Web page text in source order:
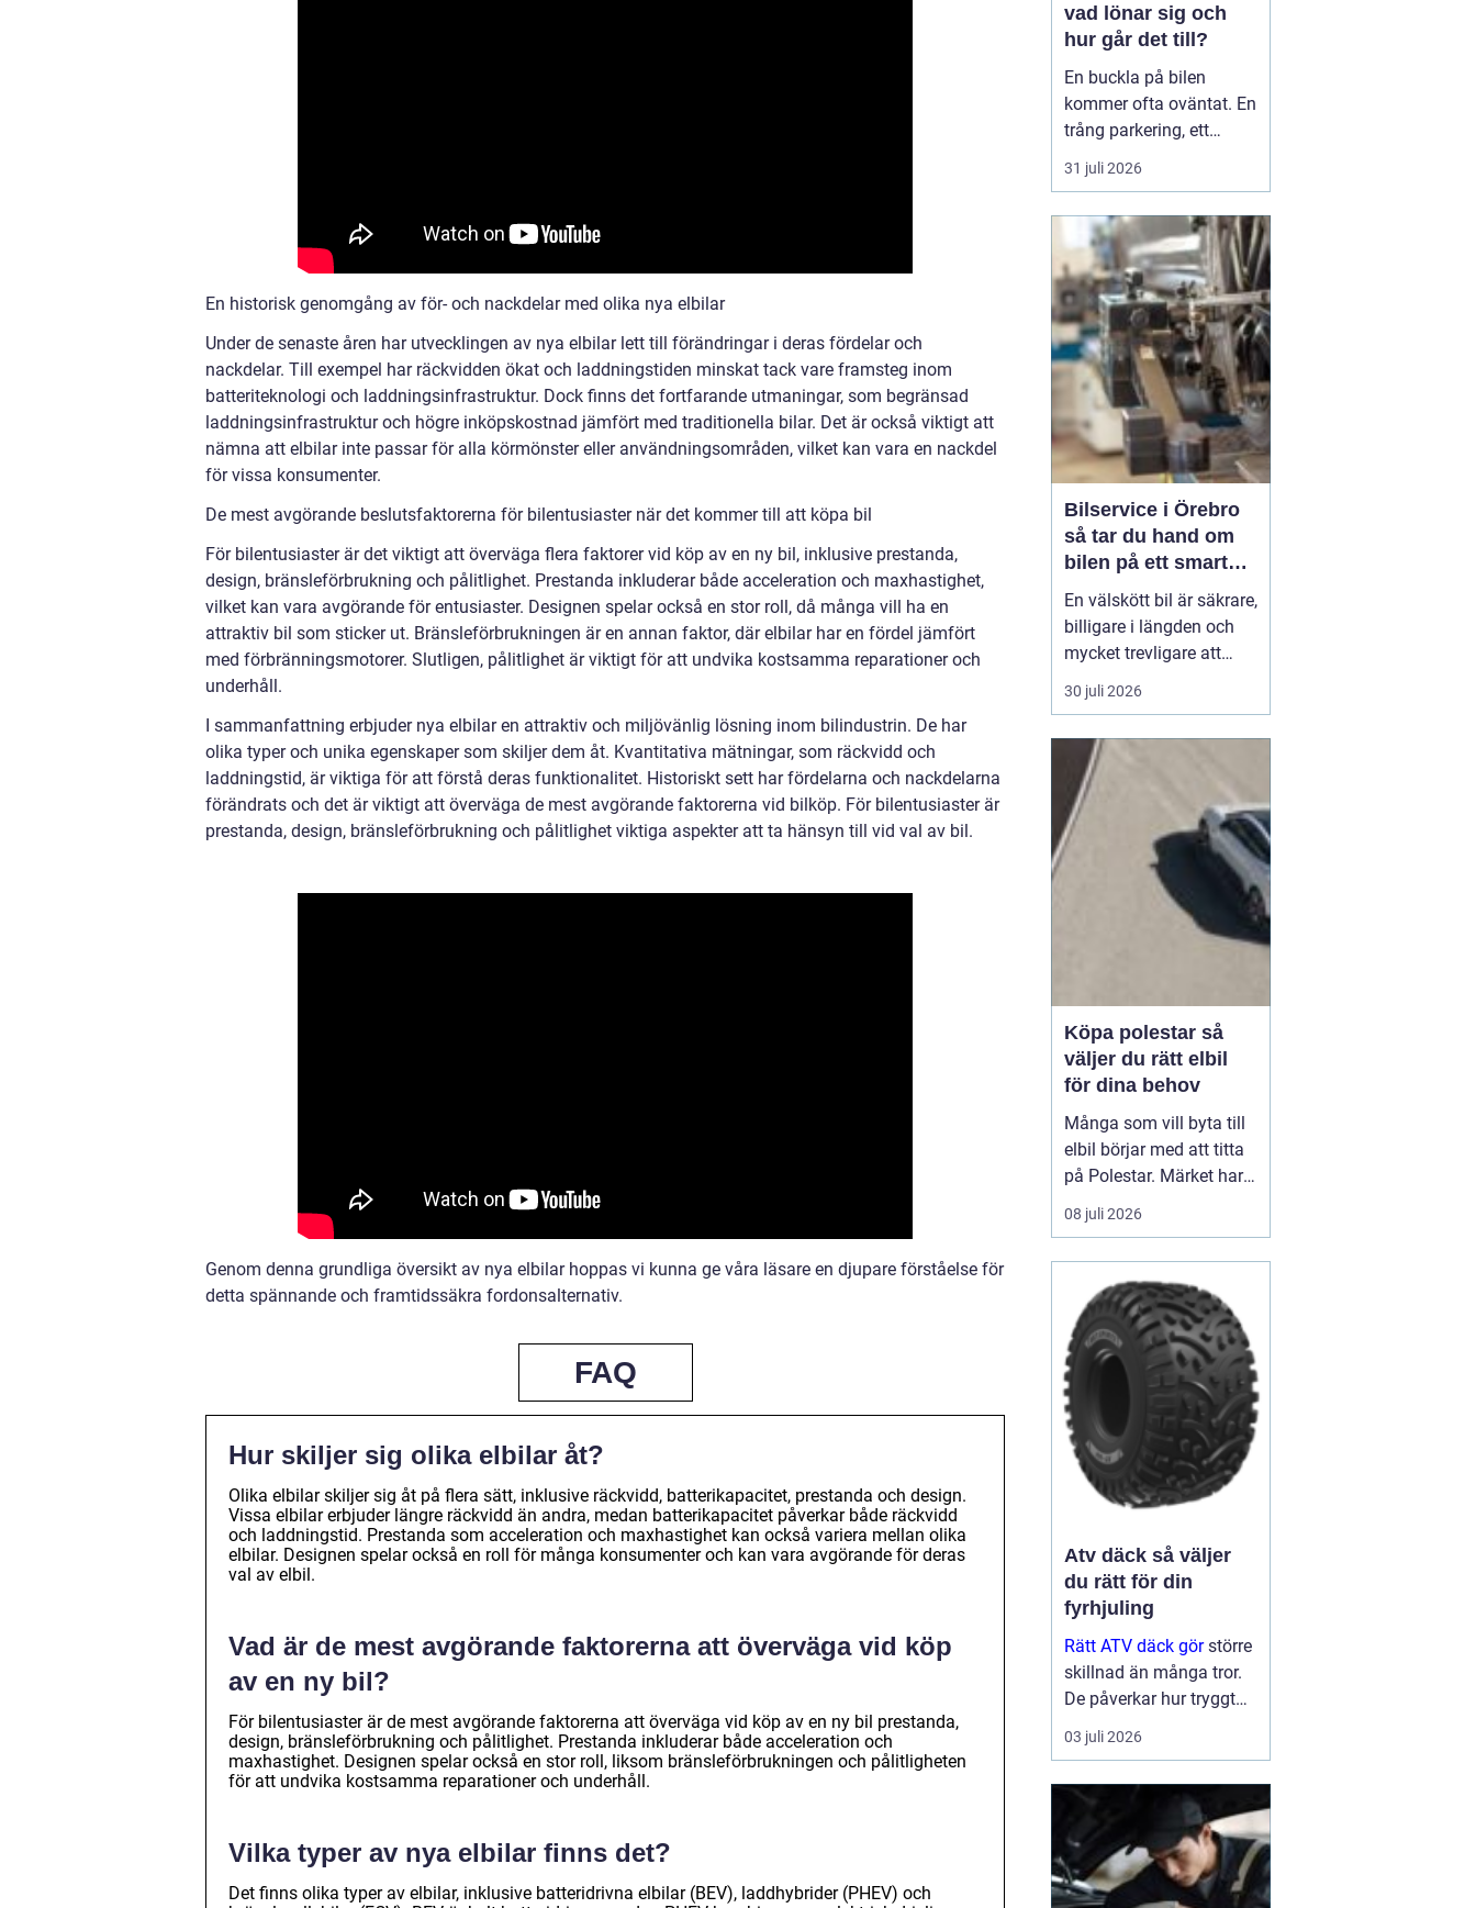
En historisk genomgång av för- och nackdelar med olika nya elbilar
Under de senaste åren har utvecklingen av nya elbilar lett till förändringar i deras fördelar och
nackdelar. Till exempel har räckvidden ökat och laddningstiden minskat tack vare framsteg inom
batteriteknologi och laddningsinfrastruktur. Dock finns det fortfarande utmaningar, som begränsad
laddningsinfrastruktur och högre inköpskostnad jämfört med traditionella bilar. Det är också viktigt att
nämna att elbilar inte passar för alla körmönster eller användningsområden, vilket kan vara en nackdel
för vissa konsumenter.
De mest avgörande beslutsfaktorerna för bilentusiaster när det kommer till att köpa bil
För bilentusiaster är det viktigt att överväga flera faktorer vid köp av en ny bil, inklusive prestanda,
design, bränsleförbrukning och pålitlighet. Prestanda inkluderar både acceleration och maxhastighet,
vilket kan vara avgörande för entusiaster. Designen spelar också en stor roll, då många vill ha en
attraktiv bil som sticker ut. Bränsleförbrukningen är en annan faktor, där elbilar har en fördel jämfört
med förbränningsmotorer. Slutligen, pålitlighet är viktigt för att undvika kostsamma reparationer och
underhåll.
I sammanfattning erbjuder nya elbilar en attraktiv och miljövänlig lösning inom bilindustrin. De har
olika typer och unika egenskaper som skiljer dem åt. Kvantitativa mätningar, som räckvidd och
laddningstid, är viktiga för att förstå deras funktionalitet. Historiskt sett har fördelarna och nackdelarna
förändrats och det är viktigt att överväga de mest avgörande faktorerna vid bilköp. För bilentusiaster är
prestanda, design, bränsleförbrukning och pålitlighet viktiga aspekter att ta hänsyn till vid val av bil.
Genom denna grundliga översikt av nya elbilar hoppas vi kunna ge våra läsare en djupare förståelse för
detta spännande och framtidssäkra fordonsalternativ.
FAQ
Hur skiljer sig olika elbilar åt?
Olika elbilar skiljer sig åt på flera sätt, inklusive räckvidd, batterikapacitet, prestanda och design.
Vissa elbilar erbjuder längre räckvidd än andra, medan batterikapacitet påverkar både räckvidd
och laddningstid. Prestanda som acceleration och maxhastighet kan också variera mellan olika
elbilar. Designen spelar också en roll för många konsumenter och kan vara avgörande för deras
val av elbil.
Vad är de mest avgörande faktorerna att överväga vid köp
av en ny bil?
För bilentusiaster är de mest avgörande faktorerna att överväga vid köp av en ny bil prestanda,
design, bränsleförbrukning och pålitlighet. Prestanda inkluderar både acceleration och
maxhastighet. Designen spelar också en stor roll, liksom bränsleförbrukningen och pålitligheten
för att undvika kostsamma reparationer och underhåll.
Vilka typer av nya elbilar finns det?
Det finns olika typer av elbilar, inklusive batteridrivna elbilar (BEV), laddhybrider (PHEV) och
vad lönar sig och
hur går det till?
En buckla på bilen
kommer ofta oväntat. En
trång parkering, ett
dörruppslag utanför
mataffären eller ett
Många blir osäkra direkt:
ska man anmäla till
försäkringen, åka till en
plåtverkstad eller går det
att fixa snabbt och smi...
31 juli 2026
Bilservice i Örebro
så tar du hand om
bilen på ett smart
sätt
En välskött bil är säkrare,
billigare i längden och
mycket trevligare att
köra. Trots det väntar
många bilägare i Örebro
och reparationer. I den
här artikeln får du en
enkel genomgång av
hu...
30 juli 2026
Köpa polestar så
väljer du rätt elbil
för dina behov
Många som vill byta till
elbil börjar med att titta
på Polestar. Märket har
blivit en symbol för
modern, elektrisk körning
hållbarhet går hand i
hand. Men hur vet du om
en Polestar passar dig,
och vilken modell som är
rätt val?...
08 juli 2026
Atv däck så väljer
du rätt för din
fyrhjuling
Rätt ATV däck görstörre
skillnad än många tror.
De påverkar hur tryggt
fyrhjulingen beter sig på
väg, hur effektivt den tar
och hur marken under
hjulen mår efteråt. Med
ge...
03 juli 2026